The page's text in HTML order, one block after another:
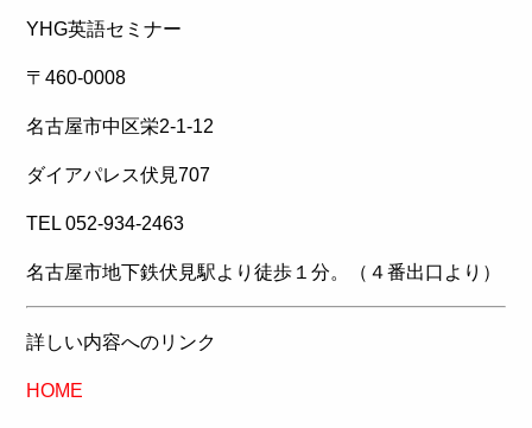
YHG英語セミナー
〒460-0008
名古屋市中区栄2-1-12
ダイアパレス伏見707
TEL 052-934-2463
名古屋市地下鉄伏見駅より徒歩１分。（４番出口より）
詳しい内容へのリンク
HOME